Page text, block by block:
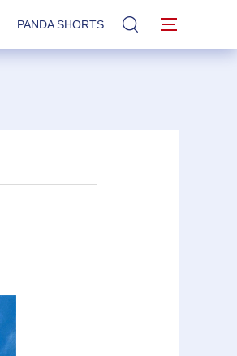
PANDA SHORTS 站内搜索